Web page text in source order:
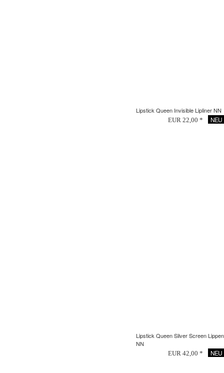
Lipstick Queen Invisible Lipliner NN
EUR 22,00 * NEU
Lipstick Queen Silver Screen
NN
EUR 42,00 * NEU